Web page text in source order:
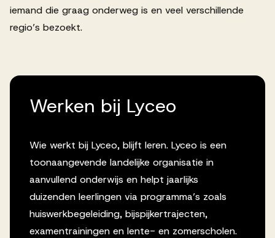
iemand die graag onderweg is en veel verschillende
regio’s bezoekt.
Werken bij Lyceo
Wie werkt bij Lyceo, blijft leren. Lyceo is een
toonaangevende landelijke organisatie in
aanvullend onderwijs en helpt jaarlijks
duizenden leerlingen via programma’s zoals
huiswerkbegeleiding, bijspijkertrajecten,
examentrainingen en lente- en zomerscholen.